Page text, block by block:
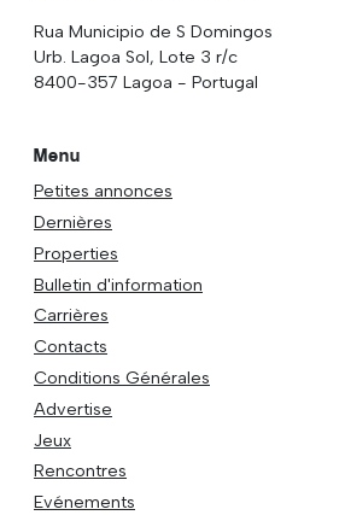
Rua Municipio de S Domingos
Urb. Lagoa Sol, Lote 3 r/c
8400-357 Lagoa - Portugal
Menu
Petites annonces
Dernières
Properties
Bulletin d'information
Carrières
Contacts
Conditions Générales
Advertise
Jeux
Rencontres
Evénements